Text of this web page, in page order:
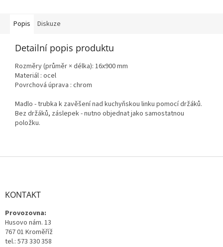
Popis Diskuze
Detailní popis produktu
Rozměry (průměr × délka): 16x900 mm
Materiál : ocel
Povrchová úprava : chrom
Madlo - trubka k zavěšení nad kuchyňskou linku pomocí držáků.
Bez držáků, záslepek - nutno objednat jako samostatnou
položku.
Z
KONTAKT
Provozovna:
Husovo nám. 13
767 01 Kroměříž
tel.: 573 330 358